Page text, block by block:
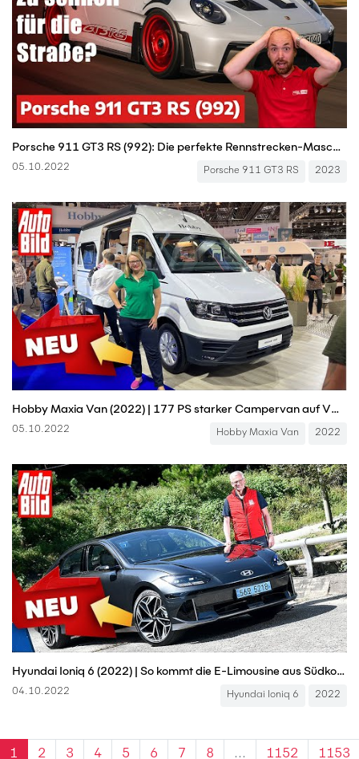
Porsche 911 GT3 RS (992): Die perfekte Rennstrecken-Maschine? – Fahrbericht | auto motor und sport
05.10.2022 Porsche 911 GT3 RS 2023
Hobby Maxia Van (2022) | 177 PS starker Campervan auf VW-Basis im ersten Check! | mit Helene Schmidt
05.10.2022 Hobby Maxia Van 2022
Hyundai Ioniq 6 (2022) | So kommt die E-Limousine aus Südkorea | Vorstellung mit Dirk Branke
04.10.2022 Hyundai Ioniq 6 2022
1 2 3 4 5 6 7 8 ... 1152 1153